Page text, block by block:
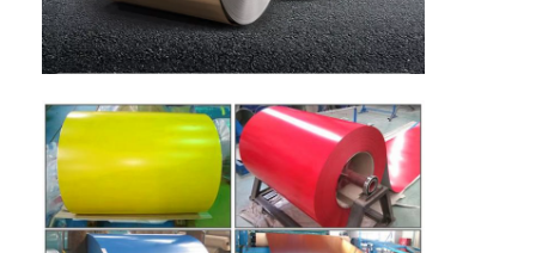
घर
हमारे बारे में
कारखाने का दौरा